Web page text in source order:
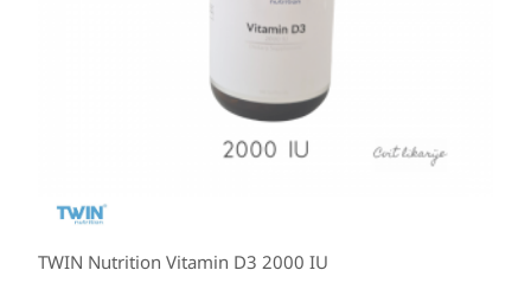
TWIN Nutrition Vitamin D3 2000 IU